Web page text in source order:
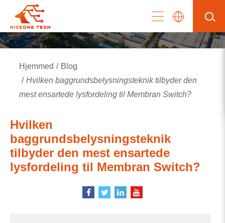
Hjemmed
Blog
Hvilken baggrundsbelysningsteknik tilbyder den
mest ensartede lysfordeling til Membran Switch?
Hvilken
baggrundsbelysningsteknik
tilbyder den mest ensartede
lysfordeling til Membran Switch?